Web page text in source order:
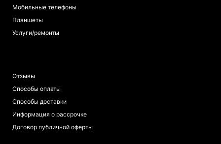
Мобильные телефоны
Планшеты
Услуги/ремонты
Отзывы
Способы оплаты
Способы доставки
Информация о рассрочке
Договор публичной оферты